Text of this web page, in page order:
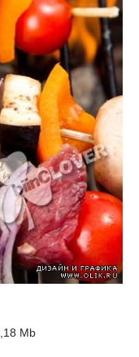
Mb